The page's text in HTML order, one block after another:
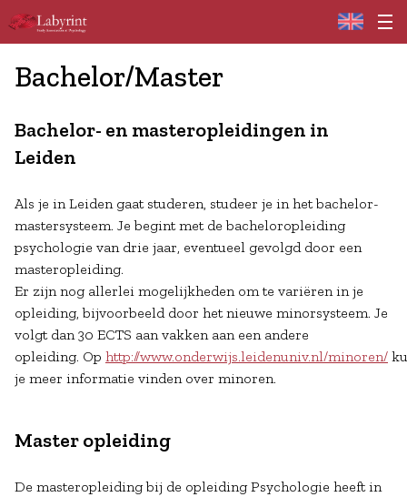
Home
Bachelor/Master
Bachelor- en masteropleidingen in
Leiden
Als je in Leiden gaat studeren, studeer je in het bachelor-
mastersysteem. Je begint met de bacheloropleiding
psychologie van drie jaar, eventueel gevolgd door een
masteropleiding.
Er zijn nog allerlei mogelijkheden om te variëren in je
opleiding, bijvoorbeeld door het nieuwe minorsysteem. Je
volgt dan 30 ECTS aan vakken aan een andere
opleiding. Op http://www.onderwijs.leidenuniv.nl/minoren/
je meer informatie vinden over minoren.
Master opleiding
De masteropleiding bij de opleiding Psychologie heeft in